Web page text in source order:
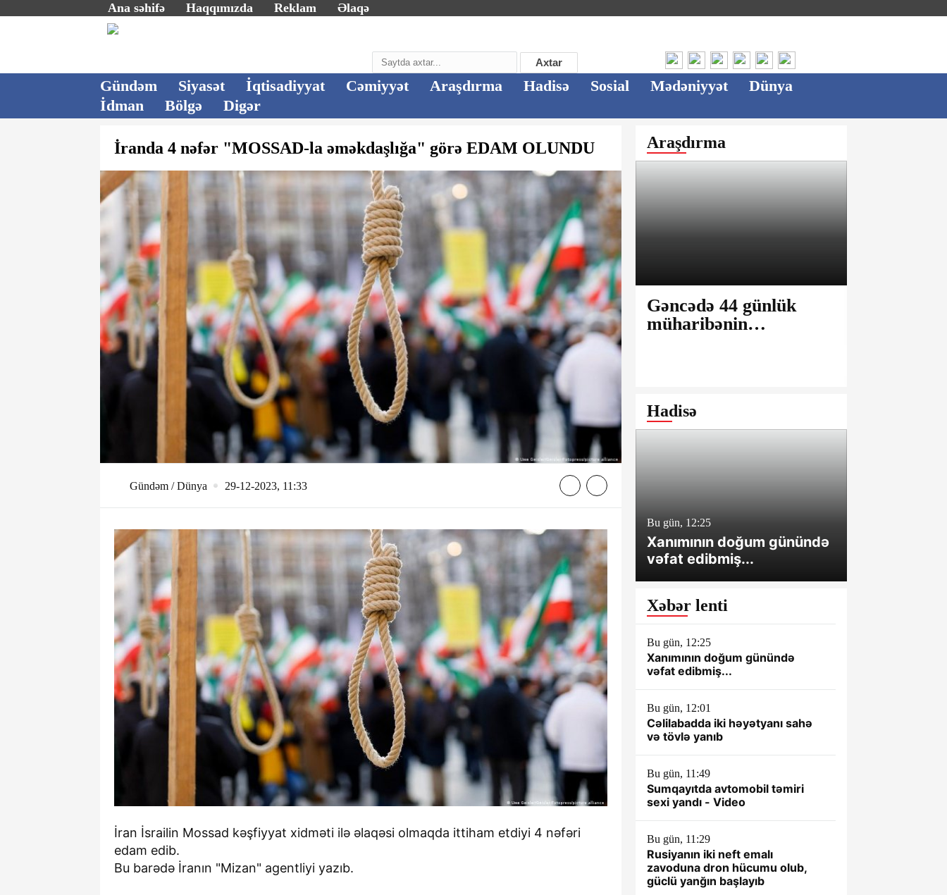
Ana səhifə Haqqımızda Reklam Əlaqə
Axtar
Gündəm Siyasət İqtisadiyyat Cəmiyyət Araşdırma Hadisə Sosial Mədəniyyət
Dünya
İdman
Bölgə Digər
İranda 4 nəfər "MOSSAD-la əməkdaşlığa" görə EDAM OLUNDU
Gündəm / Dünya 29-12-2023, 11:33
İran İsrailin Mossad kəşfiyyat xidməti ilə əlaqəsi olmaqda ittiham etdiyi 4 nəfəri
edam edib.
Bu barədə İranın "Mizan" agentliyi yazıb.
Araşdırma
Gəncədə 44 günlük
müharibənin
Arxitektura Komitəsi -
SAKİNLƏRDƏN
Hadisə
Bu gün, 12:25
Xanımının doğum günündə
vəfat edibmiş...
Xəbər lenti
Bu gün, 12:25
Xanımının doğum günündə
vəfat edibmiş...
Bu gün, 12:01
Cəlilabadda iki həyətyanı sahə
və tövlə yanıb
Bu gün, 11:49
Sumqayıtda avtomobil təmiri
sexi yandı - Video
Bu gün, 11:29
Rusiyanın iki neft emalı
zavoduna dron hücumu olub,
güclü yanğın başlayıb